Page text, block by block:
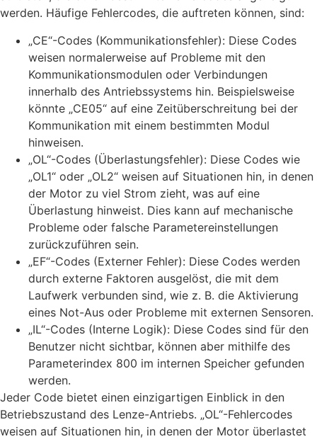
werden. Häufige Fehlercodes, die auftreten können, sind:
„CE“-Codes (Kommunikationsfehler): Diese Codes
weisen normalerweise auf Probleme mit den
Kommunikationsmodulen oder Verbindungen
innerhalb des Antriebssystems hin. Beispielsweise
könnte „CE05“ auf eine Zeitüberschreitung bei der
Kommunikation mit einem bestimmten Modul
hinweisen.
„OL“-Codes (Überlastungsfehler): Diese Codes wie
„OL1“ oder „OL2“ weisen auf Situationen hin, in denen
der Motor zu viel Strom zieht, was auf eine
Überlastung hinweist. Dies kann auf mechanische
Probleme oder falsche Parametereinstellungen
zurückzuführen sein.
„EF“-Codes (Externer Fehler): Diese Codes werden
durch externe Faktoren ausgelöst, die mit dem
Laufwerk verbunden sind, wie z. B. die Aktivierung
eines Not-Aus oder Probleme mit externen Sensoren.
„IL“-Codes (Interne Logik): Diese Codes sind für den
Benutzer nicht sichtbar, können aber mithilfe des
Parameterindex 800 im internen Speicher gefunden
werden.
Jeder Code bietet einen einzigartigen Einblick in den
Betriebszustand des Lenze-Antriebs. „OL“-Fehlercodes
weisen auf Situationen hin, in denen der Motor überlastet